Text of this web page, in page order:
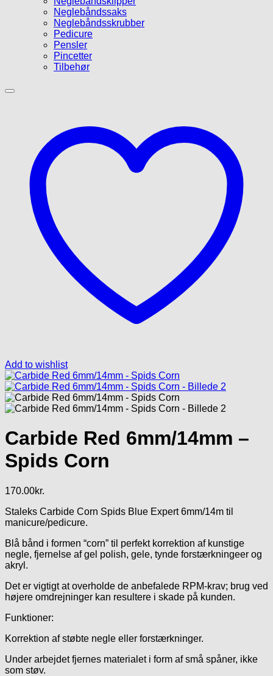
Neglebåndssaks
Neglebåndsskrubber
Pedicure
Pensler
Pincetter
Tilbehør
Add to wishlist
Carbide Red 6mm/14mm –
Spids Corn
170.00kr.
Staleks Carbide Corn Spids Blue Expert 6mm/14m til
manicure/pedicure.
Blå bånd i formen “corn” til perfekt korrektion af kunstige
negle, fjernelse af gel polish, gele, tynde forstærkningeer og
akryl.
Det er vigtigt at overholde de anbefalede RPM-krav; brug ved
højere omdrejninger kan resultere i skade på kunden.
Funktioner:
Korrektion af støbte negle eller forstærkninger.
Under arbejdet fjernes materialet i form af små spåner, ikke
som støv.